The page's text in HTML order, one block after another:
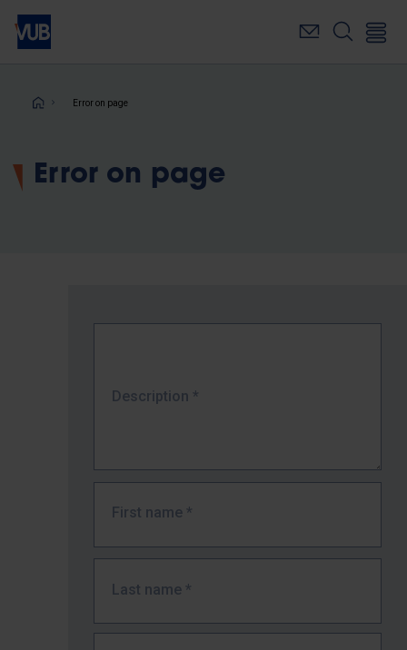
Skip
main
Breadcrumb
Error on page
Error on page
Description *
First name *
Last name *